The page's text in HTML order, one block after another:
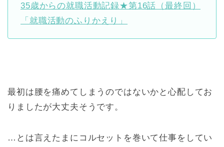
35歳からの就職活動記録★第16話（最終回）
「就職活動のふりかえり」
最初は腰を痛めてしまうのではないかと心配してお
りましたが大丈夫そうです。
…とは言えたまにコルセットを巻いて仕事をしてい